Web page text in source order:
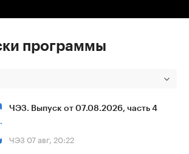
программы
ЧЭЗ. Выпуск от 07.08.2026, часть 4
ЧЭЗ 07 авг, 20:22